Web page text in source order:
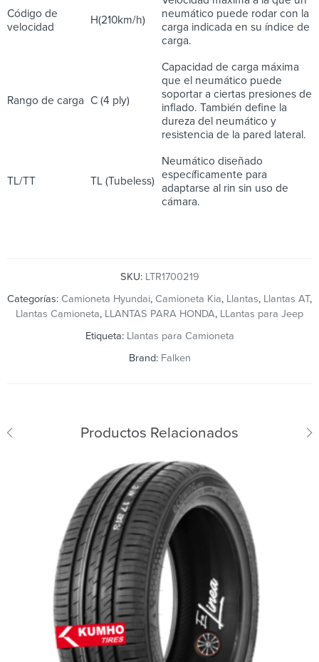
Código de
velocidad
H(210km/h)
neumático puede rodar con la
carga indicada en su índice de
carga.
Rango de carga C (4 ply)
Capacidad de carga máxima
que el neumático puede
soportar a ciertas presiones de
inflado. También define la
dureza del neumático y
resistencia de la pared lateral.
TL/TT TL (Tubeless)
Neumático diseñado
específicamente para
adaptarse al rin sin uso de
cámara.
SKU: LTR1700219
Categorías: Camioneta Hyundai, Camioneta Kia, Llantas, Llantas AT,
Llantas Camioneta, LLANTAS PARA HONDA, LLantas para Jeep
Etiqueta: Llantas para Camioneta
Brand: Falken
Productos Relacionados